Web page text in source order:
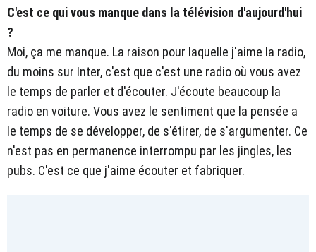
C'est ce qui vous manque dans la télévision d'aujourd'hui
?
Moi, ça me manque. La raison pour laquelle j'aime la radio,
du moins sur Inter, c'est que c'est une radio où vous avez
le temps de parler et d'écouter. J'écoute beaucoup la
radio en voiture. Vous avez le sentiment que la pensée a
le temps de se développer, de s'étirer, de s'argumenter. Ce
n'est pas en permanence interrompu par les jingles, les
pubs. C'est ce que j'aime écouter et fabriquer.